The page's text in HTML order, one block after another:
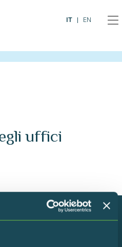
IT EN
uffici